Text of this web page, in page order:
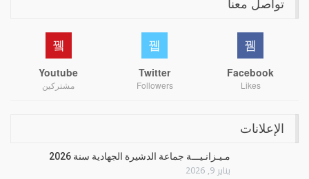
تواصل معنا
Facebook
Likes
Twitter
Followers
Youtube
مشتركين
الإعلانات
مـيـزانـيـــة جماعة الدشيرة الجهادية سنة 2026
يناير 9, 2026